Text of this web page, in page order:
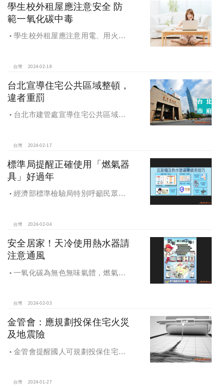
學生校外租屋應注意安全 防
範一氧化碳中毒
學生校外租屋應注意用電、用火安
台灣 2024-02-18
台北宣導住宅公共區域整頓，
違者重罰
台北市建管處宣導住宅公共區域整
台灣 2024-02-17
標準局提醒正確使用「燃氣器
具」好過年
經濟部標準檢驗局特別呼籲民眾注
安裝、定期檢修等方面著手，以防範
無形殺手一氧化碳中毒的危險。
台灣 2024-02-04
安全居家！天冷使用熱水器請
注意通風
一氧化碳為無色無味氣體，燃氣熱
格外留意。
台灣 2024-02-03
金管會：應規劃投保住宅火災
及地震險
金管會提醒國人可規劃投保住宅火
台灣 2024-01-27